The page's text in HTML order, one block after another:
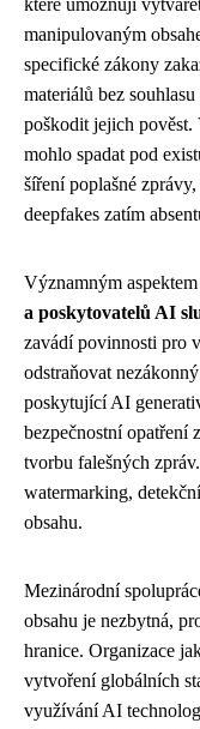
které umožňují
manipulovaným
specifické zákony
materiálů bez
poškodit jejich pověst.
mohlo spadat pod
šíření poplašné
deepfakes zatím
Významným
a poskytovatelů AI
zavádí povinnosti pro
odstraňovat
poskytující AI
bezpečnostní opatření
tvorbu falešných
watermarking,
obsahu.
Mezinárodní
obsahu je nezbytná,
hranice. Organizace
vytvoření globálních
využívání AI